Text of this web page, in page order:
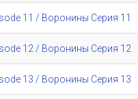
11 / Воронины Серия 11
12 / Воронины Серия 12
13 / Воронины Серия 13